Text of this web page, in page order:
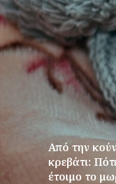
Από την
κρεβάτι:
έτοιμο το